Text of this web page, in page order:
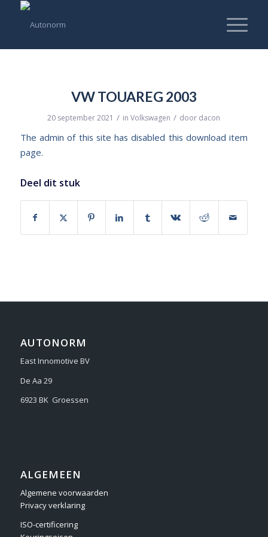
VW TOUAREG 2003
20 september 2021 / inVolkswagen / door dacon
The admin of this site has disabled this download item
page.
Deel dit stuk
AUTONORM
East Innomotive BV
De Aa 29
6923 BK Groessen
ALGEMEEN
Algemene voorwaarden
Privacy verklaring
ISO-certificering